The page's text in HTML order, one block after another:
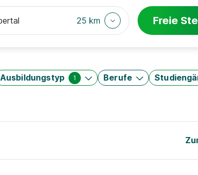
25 km Freie
Ausbildungstyp 1 Berufe